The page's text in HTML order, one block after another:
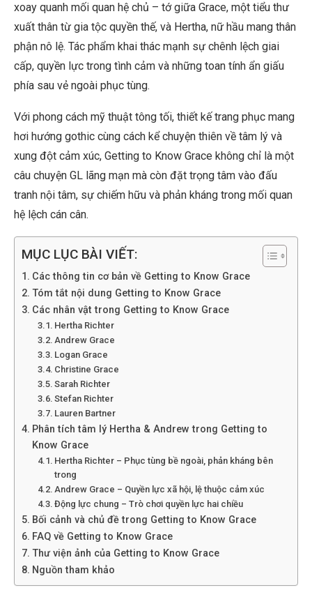
xoay quanh mối quan hệ chủ – tớ giữa Grace, một tiểu thư
xuất thân từ gia tộc quyền thế, và Hertha, nữ hầu mang thân
phận nô lệ. Tác phẩm khai thác mạnh sự chênh lệch giai
cấp, quyền lực trong tình cảm và những toan tính ẩn giấu
phía sau vẻ ngoài phục tùng.
Với phong cách mỹ thuật tông tối, thiết kế trang phục mang
hơi hướng gothic cùng cách kể chuyện thiên về tâm lý và
xung đột cảm xúc, Getting to Know Grace không chỉ là một
câu chuyện GL lãng mạn mà còn đặt trọng tâm vào đấu
tranh nội tâm, sự chiếm hữu và phản kháng trong mối quan
hệ lệch cán cân.
MỤC LỤC BÀI VIẾT:
Các thông tin cơ bản về Getting to Know Grace
Tóm tắt nội dung Getting to Know Grace
Các nhân vật trong Getting to Know Grace
Hertha Richter
Andrew Grace
Logan Grace
Christine Grace
Sarah Richter
Stefan Richter
Lauren Bartner
Phân tích tâm lý Hertha & Andrew trong Getting to
Know Grace
Hertha Richter – Phục tùng bề ngoài, phản kháng bên
trong
Andrew Grace – Quyền lực xã hội, lệ thuộc cảm xúc
Động lực chung – Trò chơi quyền lực hai chiều
Bối cảnh và chủ đề trong Getting to Know Grace
FAQ về Getting to Know Grace
Thư viện ảnh của Getting to Know Grace
Nguồn tham khảo